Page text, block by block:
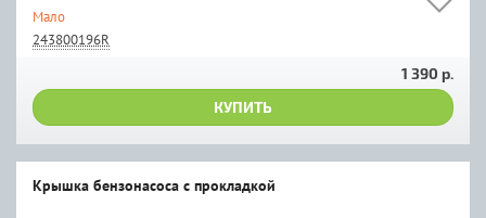
Мало
243800196R
1 390 р.
КУПИТЬ
Крышка бензонасоса с прокладкой